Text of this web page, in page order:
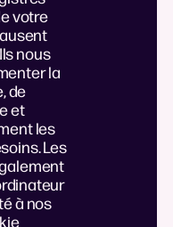
votre
nous
la
de
et
les
Les
à nos